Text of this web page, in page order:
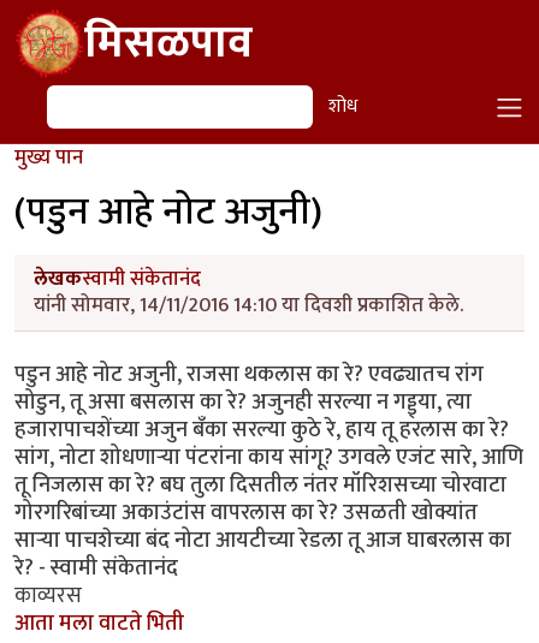
Skip to main contentमिसळपाव
शोध शोध
मुख्य पान
(पडुन आहे नोट अजुनी)
लेखकस्वामी संकेतानंद
यांनी सोमवार, 14/11/2016 14:10 या दिवशी प्रकाशित केले.
पडुन आहे नोट अजुनी, राजसा थकलास का रे? एवढ्यातच रांग
सोडुन, तू असा बसलास का रे? अजुनही सरल्या न गड्ड्या, त्या
हजारापाचशेंच्या अजुन बँका सरल्या कुठे रे, हाय तू हरलास का रे?
सांग, नोटा शोधणाऱ्या पंटरांना काय सांगू? उगवले एजंट सारे, आणि
तू निजलास का रे? बघ तुला दिसतील नंतर मॉरिशसच्या चोरवाटा
गोरगरिबांच्या अकाउंटांस वापरलास का रे? उसळती खोक्यांत
साऱ्या पाचशेच्या बंद नोटा आयटीच्या रेडला तू आज घाबरलास का
रे? - स्वामी संकेतानंद
काव्यरस
आता मला वाटते भिती